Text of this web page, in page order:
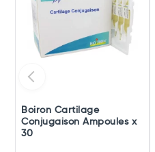
Boiron Cartilage
Conjugaison Ampoules x
30